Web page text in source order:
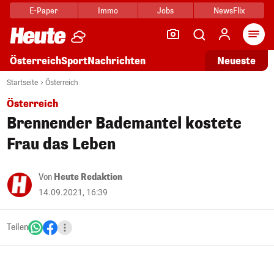
E-Paper Immo Jobs NewsFlix
ÖsterreichSportNachrichten Neueste
Startseite Österreich
Österreich
Brennender Bademantel kostete
Frau das Leben
Von Heute Redaktion
14.09.2021, 16:39
Teilen